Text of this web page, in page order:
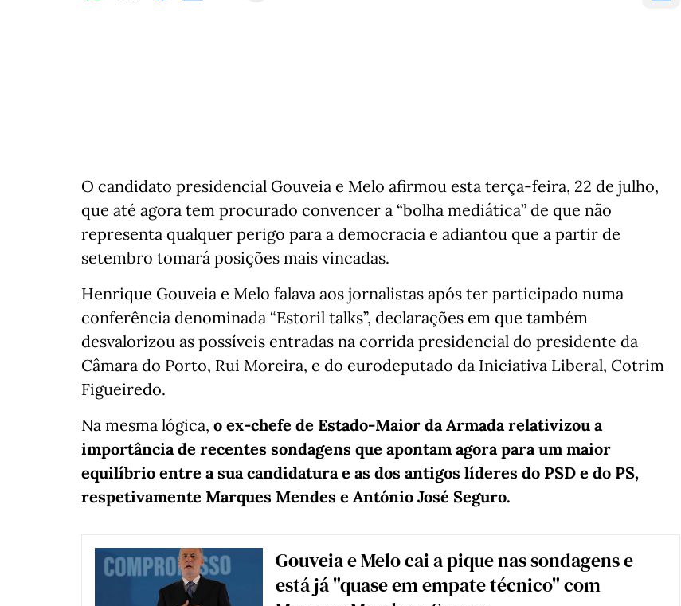
O candidato presidencial Gouveia e Melo afirmou esta terça-feira, 22 de julho,
que até agora tem procurado convencer a “bolha mediática” de que não
representa qualquer perigo para a democracia e adiantou que a partir de
setembro tomará posições mais vincadas.
Henrique Gouveia e Melo falava aos jornalistas após ter participado numa
conferência denominada “Estoril talks”, declarações em que também
desvalorizou as possíveis entradas na corrida presidencial do presidente da
Câmara do Porto, Rui Moreira, e do eurodeputado da Iniciativa Liberal, Cotrim
Figueiredo.
Na mesma lógica, o ex-chefe de Estado-Maior da Armada relativizou a
importância de recentes sondagens que apontam agora para um maior
equilíbrio entre a sua candidatura e as dos antigos líderes do PSD e do PS,
respetivamente Marques Mendes e António José Seguro.
Gouveia e Melo cai a pique nas sondagens e
está já "quase em empate técnico" com